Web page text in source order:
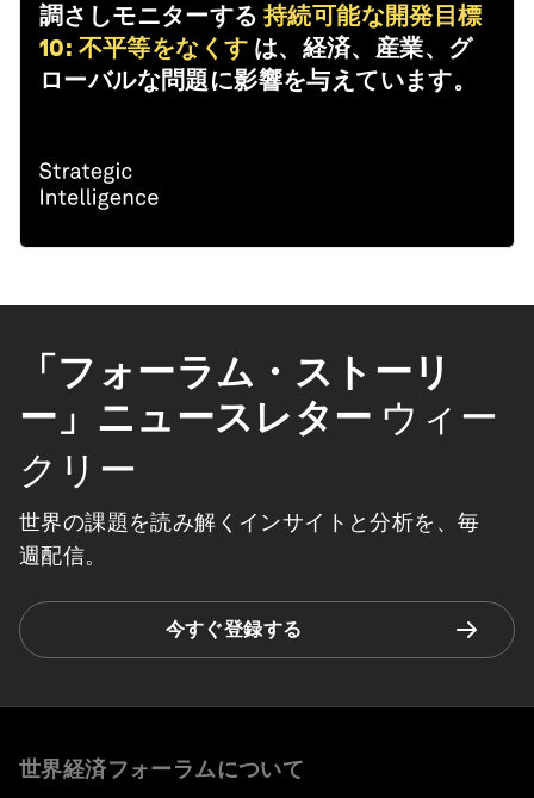
調さしモニターする 持続可能な開発目標
10: 不平等をなくす は、経済、産業、グ
ローバルな問題に影響を与えています。
「フォーラム・ストーリ
ー」ニュースレター ウィー
クリー
世界の課題を読み解くインサイトと分析を、毎
週配信。
今すぐ登録する
世界経済フォーラムについて